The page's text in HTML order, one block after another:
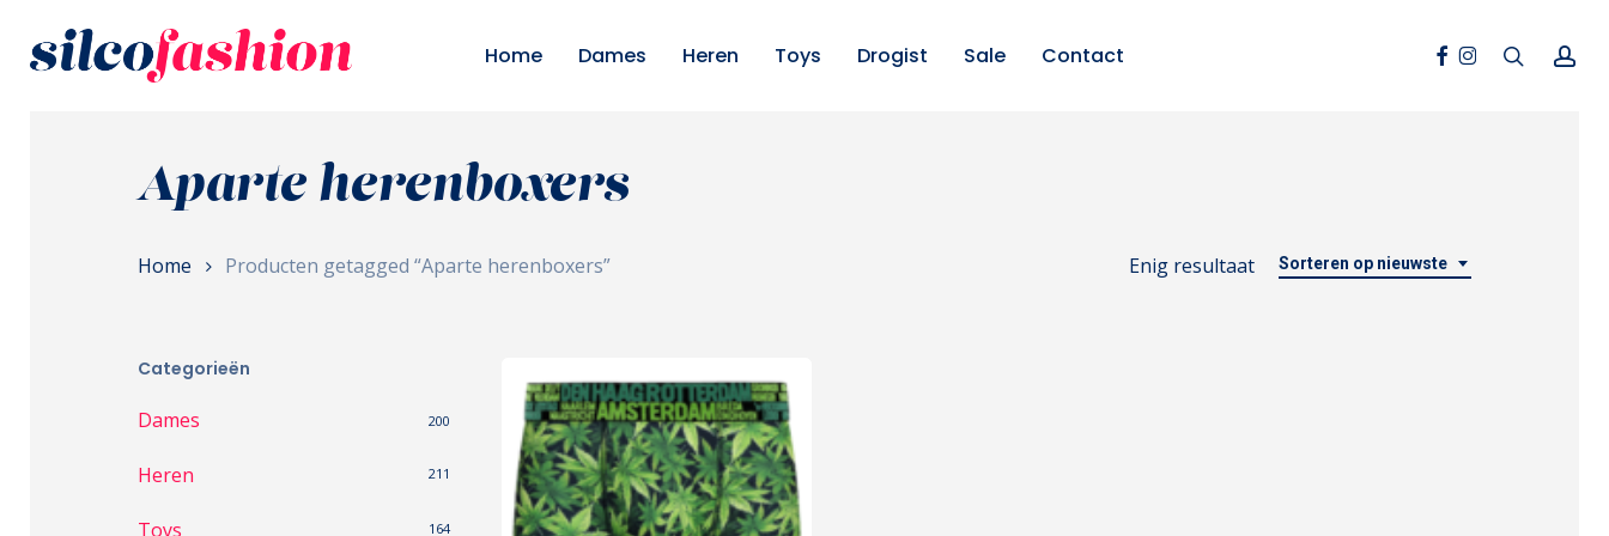
Home Dames Heren Toys Drogist Sale Contact Facebook
Instagramsearch
Aparte herenboxers
Sorteren op nieuwste
Enig resultaat
Home Producten getagged “Aparte herenboxers”
Categorieën
Dames 200
Heren 211
Toys 164